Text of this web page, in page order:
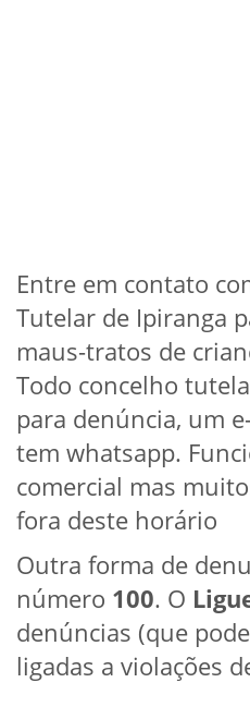
Entre em contato
Tutelar de Ipiranga
maus-tratos de
Todo concelho
para denúncia, um
tem whatsapp.
comercial mas
fora deste horário
Outra forma de
número 100. O
denúncias (que
ligadas a violações